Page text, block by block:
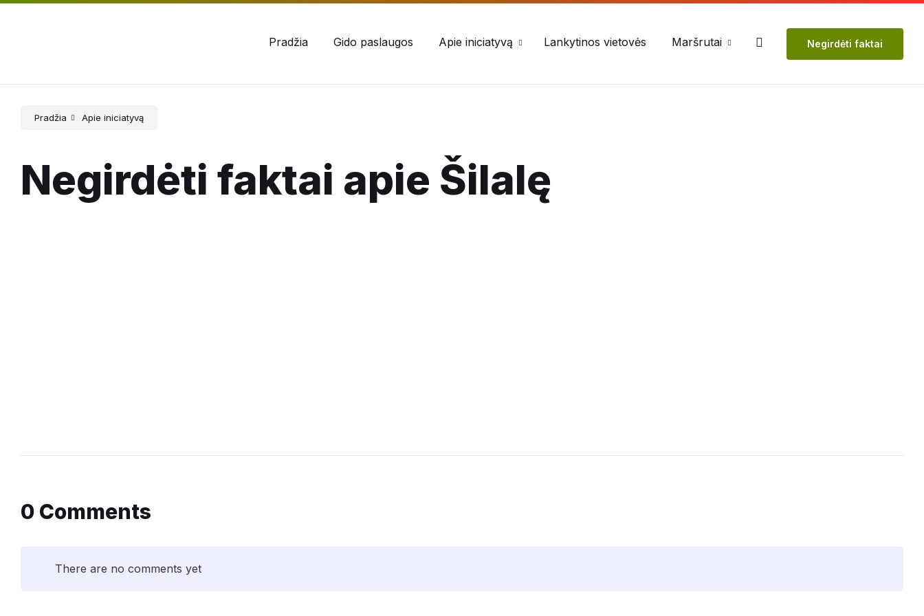
Pradžia Gido paslaugos Apie iniciatyvą Lankytinos vietovės Maršrutai Negirdėti faktai
Pradžia Apie iniciatyvą
Negirdėti faktai apie Šilalę
0 Comments
There are no comments yet